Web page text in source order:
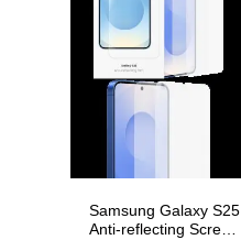
Samsung Galaxy S25
Anti-reflecting Screen